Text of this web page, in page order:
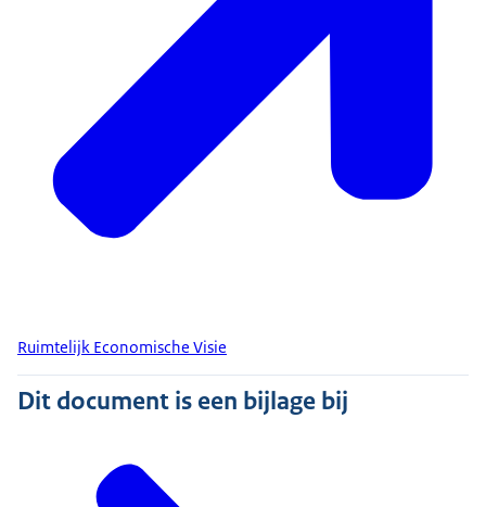
Ruimtelijk Economische Visie
Dit document is een bijlage bij